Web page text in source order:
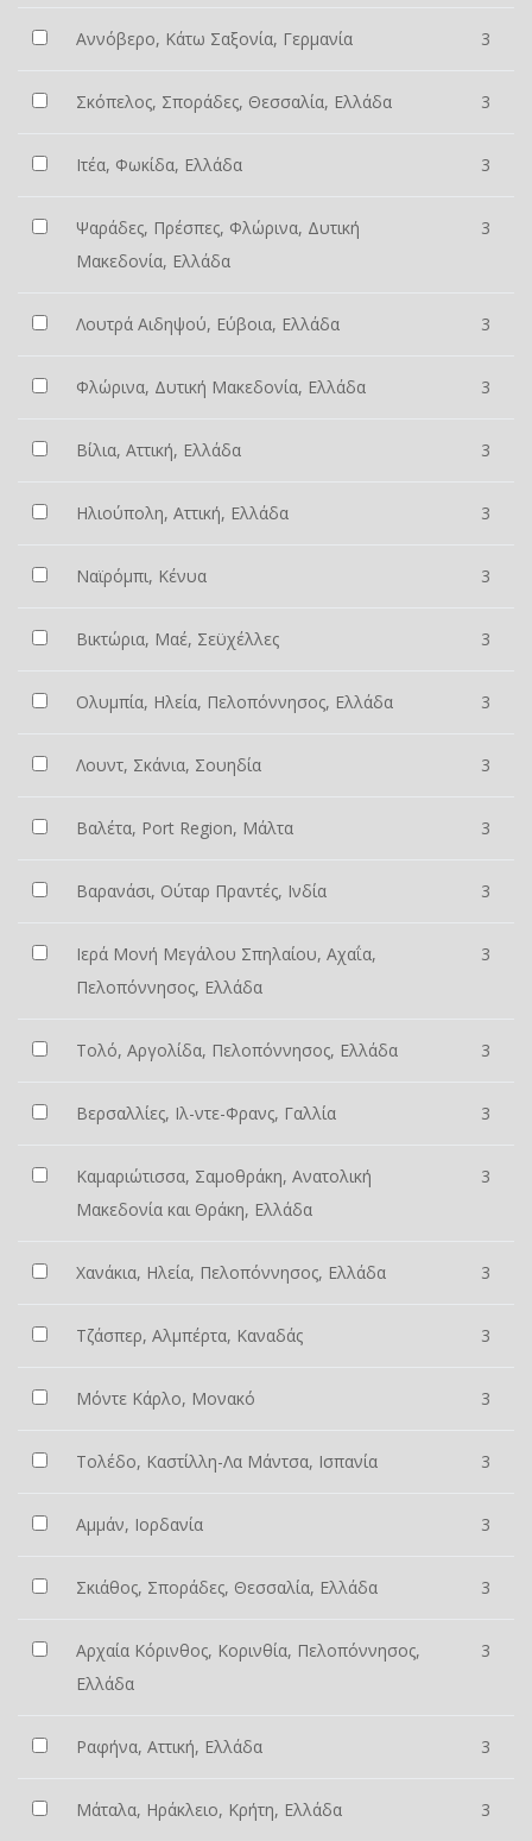
Αννόβερο, Κάτω Σαξονία, Γερμανία 3
Σκόπελος, Σποράδες, Θεσσαλία, Ελλάδα 3
Ιτέα, Φωκίδα, Ελλάδα 3
Ψαράδες, Πρέσπες, Φλώρινα, Δυτική
Μακεδονία, Ελλάδα
3
Λουτρά Αιδηψού, Εύβοια, Ελλάδα 3
Φλώρινα, Δυτική Μακεδονία, Ελλάδα 3
Βίλια, Αττική, Ελλάδα 3
Ηλιούπολη, Αττική, Ελλάδα 3
Ναϊρόμπι, Κένυα 3
Βικτώρια, Μαέ, Σεϋχέλλες 3
Ολυμπία, Ηλεία, Πελοπόννησος, Ελλάδα 3
Λουντ, Σκάνια, Σουηδία 3
Βαλέτα, Port Region, Μάλτα 3
Βαρανάσι, Ούταρ Πραντές, Ινδία 3
Ιερά Μονή Μεγάλου Σπηλαίου, Αχαΐα,
Πελοπόννησος, Ελλάδα
3
Τολό, Αργολίδα, Πελοπόννησος, Ελλάδα 3
Βερσαλλίες, Ιλ-ντε-Φρανς, Γαλλία 3
Καμαριώτισσα, Σαμοθράκη, Ανατολική
Μακεδονία και Θράκη, Ελλάδα
3
Χανάκια, Ηλεία, Πελοπόννησος, Ελλάδα 3
Τζάσπερ, Αλμπέρτα, Καναδάς 3
Μόντε Κάρλο, Μονακό 3
Τολέδο, Καστίλλη-Λα Μάντσα, Ισπανία 3
Αμμάν, Ιορδανία 3
Σκιάθος, Σποράδες, Θεσσαλία, Ελλάδα 3
Αρχαία Κόρινθος, Κορινθία, Πελοπόννησος,
Ελλάδα
3
Ραφήνα, Αττική, Ελλάδα 3
Μάταλα, Ηράκλειο, Κρήτη, Ελλάδα 3